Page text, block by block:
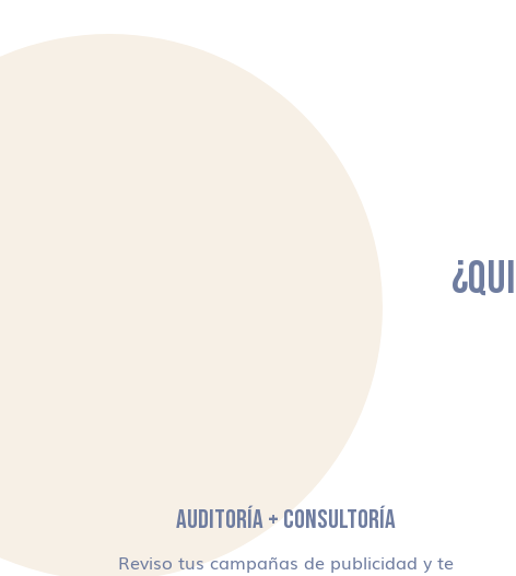
AUDITORÍA + CONSULTORÍA
Reviso tus campañas de publicidad y te